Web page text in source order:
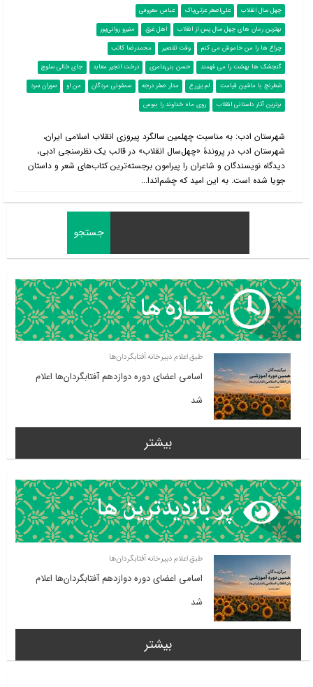
چهل سال انقلاب
علی‌اصغر عزتی‌پاک
عباس معروفی
بهترین رمان های چهل سال پس از انقلاب
اهل غرق
منیرو روانی‌پور
چراغ ها را من خاموش می کنم
وقت تقصیر
محمدرضا کاتب
گنجشک ها بهشت را می فهمند
حسن بنی‌عامری درخت انجیر معابد
جای خالی سلوچ
شطرنج با ماشین قیامت
لم یزررع مدار صفر درجه سمفونی مردگان من او
سوران سرد
برترین آثار داستانی انقلاب
روی ماه خداوند را ببوس
شهرستان ادب: به مناسبت چهلمین سالگرد پیروزی انقلاب اسلامی ایران،
شهرستان ادب در پروندۀ «چهل‌سال انقلاب» در قالب یک نظرسنجی ادبی،
دیدگاه نویسندگان و شاعران را پیرامون برجسته‌ترین کتاب‌های شعر و داستان
جویا شده است. به این امید که چشم‌اندا...
طبق اعلام دبیرخانه آفتابگردان‌ها
اسامی اعضای دوره دوازدهم آفتابگردان‌ها اعلام
شد
بیشتر
طبق اعلام دبیرخانه آفتابگردان‌ها
اسامی اعضای دوره دوازدهم آفتابگردان‌ها اعلام
شد
بیشتر